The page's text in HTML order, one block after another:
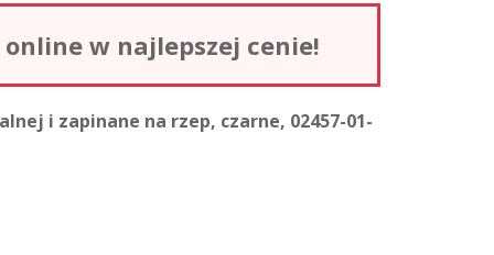
w najlepszej cenie!
i zapinane na rzep, czarne, 02457-01-